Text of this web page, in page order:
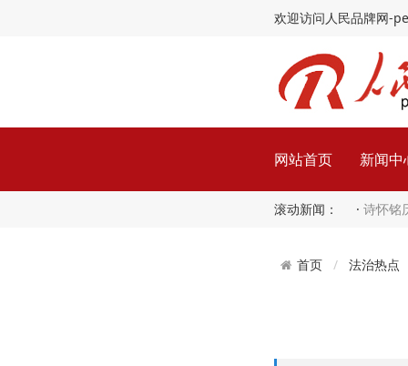
欢迎访问人民品牌网-
网站首页 新闻中
滚动新闻： · 诗怀铭
首页 法治热点